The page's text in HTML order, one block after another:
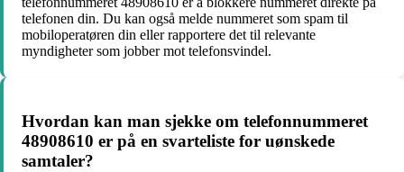
telefonen din. Du kan også melde nummeret som spam til
mobiloperatøren din eller rapportere det til relevante
myndigheter som jobber mot telefonsvindel.
Hvordan kan man sjekke om telefonnummeret
48908610 er på en svarteliste for uønskede
samtaler?